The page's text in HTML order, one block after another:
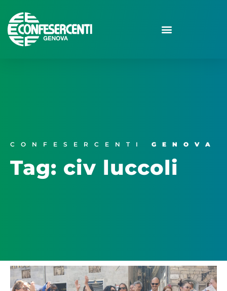
CONFESERCENTI GENOVA
Tag: civ luccoli